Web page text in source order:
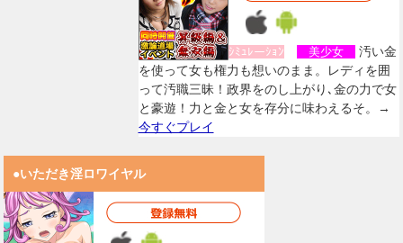
ｼﾐｭﾚーｼｮﾝ 美少女
汚い金
を使って女も権力も想いのまま。レディを囲
って汚職三昧！政界をのし上がり､金の力で女
と豪遊！力と金と女を存分に味わえるそ。→
今すぐプレイ
●いただき淫ロワイヤル